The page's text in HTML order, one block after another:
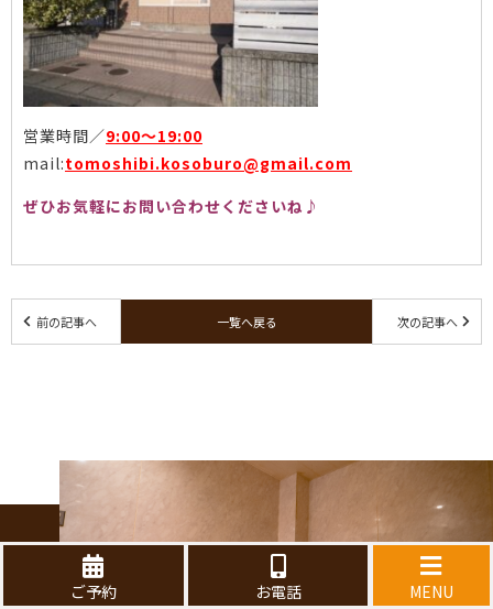
営業時間／9:00〜19:00
mail:tomoshibi.kosoburo@gmail.com
ぜひお気軽にお問い合わせくださいね♪
前の記事へ 一覧へ戻る 次の記事へ
ご予約 お電話 MENU